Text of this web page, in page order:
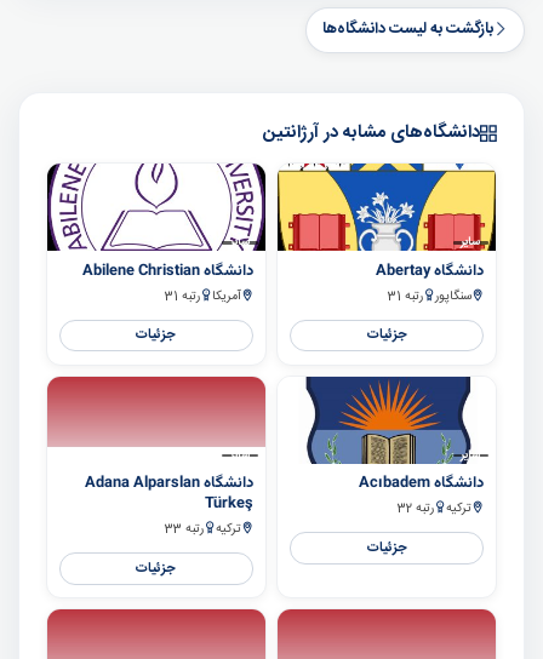
بازگشت به لیست دانشگاه‌ها
دانشگاه‌های مشابه در آرژانتین
سایر
دانشگاه Abertay
سنگاپور رتبه 31
جزئیات
سایر
دانشگاه Abilene Christian
آمریکا رتبه 31
جزئیات
سایر
دانشگاه Acıbadem
ترکیه رتبه 32
جزئیات
سایر
دانشگاه Adana Alparslan
Türkeş
ترکیه رتبه 33
جزئیات